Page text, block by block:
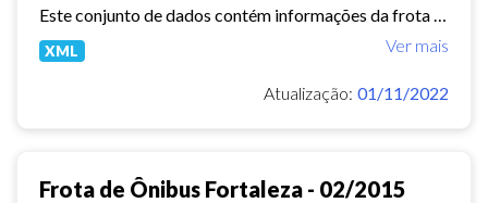
Ver mais
XML
Atualização: 01/11/2022
Frota de Ônibus Fortaleza - 02/2015